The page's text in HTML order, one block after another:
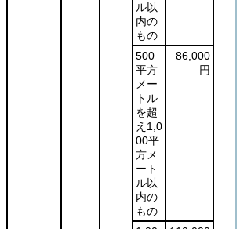
ル以
内の
もの
500
平方
メー
トル
を超
え1,0
00平
方メ
ート
ル以
内の
もの
86,000
円